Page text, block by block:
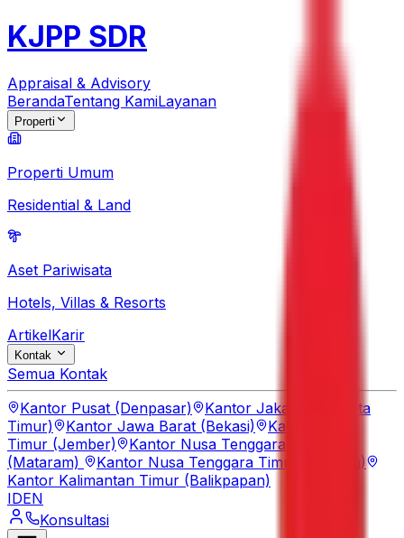
KJPP SDR
Appraisal & Advisory
BerandaTentang KamiLayanan
Properti
Properti Umum
Residential & Land
Aset Pariwisata
Hotels, Villas & Resorts
ArtikelKarir
Kontak
Semua Kontak
Kantor Pusat (Denpasar)
Kantor Jakarta (Jakarta
Timur)
Kantor Jawa Barat (Bekasi)
Kantor Jawa
Timur (Jember)
Kantor Nusa Tenggara Barat
(Mataram)
Kantor Nusa Tenggara Timur (Kupang)
Kantor Kalimantan Timur (Balikpapan)
IDEN
Konsultasi